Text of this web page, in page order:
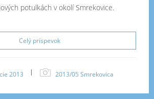
potulkách v okolí Smrekovice.
Celý príspevok
2013 | 2013/05 Smrekovica